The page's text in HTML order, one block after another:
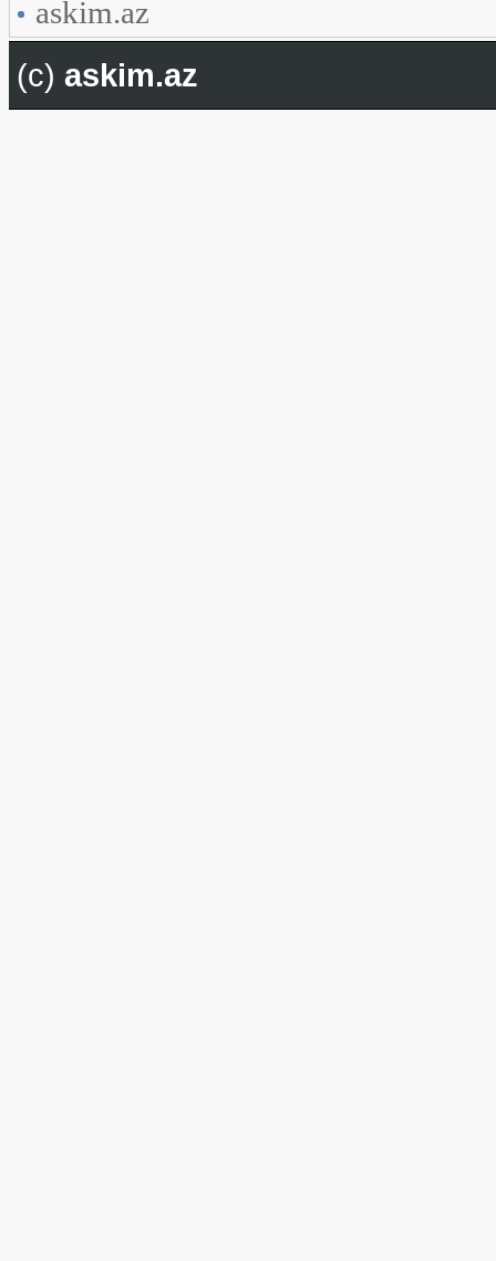
askim.az
(c) askim.az